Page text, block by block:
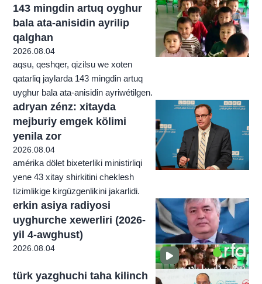
143 mingdin artuq oyghur
bala ata-anisidin ayrilip
qalghan
2026.08.04
aqsu, qeshqer, qizilsu we xoten
qatarliq jaylarda 143 mingdin artuq
uyghur bala ata-anisidin ayriwétilgen.
adryan zénz: xitayda
mejburiy emgek kölimi
yenila zor
2026.08.04
amérika dölet bixeterliki ministirliqi
yene 43 xitay shirkitini cheklesh
tizimlikige kirgüzgenlikini jakarlidi.
erkin asiya radiyosi
uyghurche xewerliri (2026-
yil 4-awghust)
2026.08.04
türk yazghuchi taha kilinch